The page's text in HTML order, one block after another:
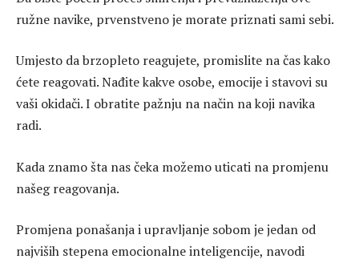
ružne navike, prvenstveno je morate priznati sami sebi.
Umjesto da brzopleto reagujete, promislite na čas kako
ćete reagovati. Nađite kakve osobe, emocije i stavovi su
vaši okidači. I obratite pažnju na način na koji navika
radi.
Kada znamo šta nas čeka možemo uticati na promjenu
našeg reagovanja.
Promjena ponašanja i upravljanje sobom je jedan od
najviših stepena emocionalne inteligencije, navodi